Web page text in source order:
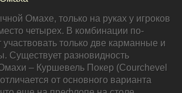
Омахе, только на руках у игроков
четырех. В комбинации по-
только две карманные и
Существует разновидность
– Куршевель Покер (Courchevel
от основного варианта